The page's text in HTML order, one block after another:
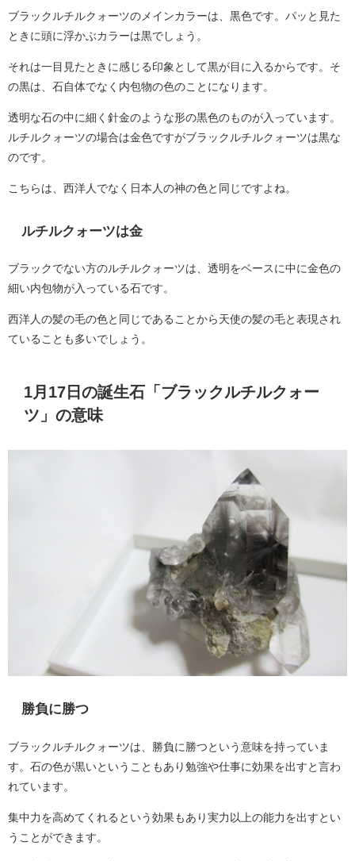
ブラックルチルクォーツのメインカラーは、黒色です。パッと見た
ときに頭に浮かぶカラーは黒でしょう。
それは一目見たときに感じる印象として黒が目に入るからです。そ
の黒は、石自体でなく内包物の色のことになります。
透明な石の中に細く針金のような形の黒色のものが入っています。
ルチルクォーツの場合は金色ですがブラックルチルクォーツは黒な
のです。
こちらは、西洋人でなく日本人の神の色と同じですよね。
ルチルクォーツは金
ブラックでない方のルチルクォーツは、透明をベースに中に金色の
細い内包物が入っている石です。
西洋人の髪の毛の色と同じであることから天使の髪の毛と表現され
ていることも多いでしょう。
1月17日の誕生石「ブラックルチルクォー
ツ」の意味
勝負に勝つ
ブラックルチルクォーツは、勝負に勝つという意味を持っていま
す。石の色が黒いということもあり勉強や仕事に効果を出すと言わ
れています。
集中力を高めてくれるという効果もあり実力以上の能力を出すとい
うことができます。